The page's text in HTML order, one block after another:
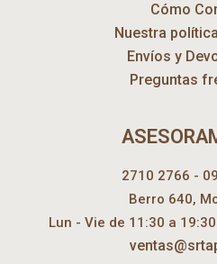
Cómo
Nuestra
Envíos y
Preguntas
2710 2766 -
Berro 640,
Lun - Vie de 11:30 a